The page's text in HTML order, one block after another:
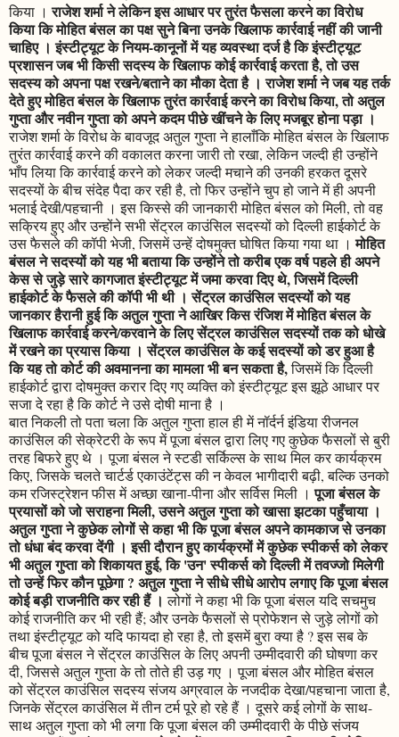
किया ।राजेश शर्मा ने लेकिन इस आधार पर तुरंत फैसला करने का विरोध
किया कि मोहित बंसल का पक्ष सुने बिना उनके खिलाफ कार्रवाई नहीं की जानी
चाहिए । इंस्टीट्यूट के नियम-कानूनों में यह व्यवस्था दर्ज है कि इंस्टीट्यूट
प्रशासन जब भी किसी सदस्य के खिलाफ कोई कार्रवाई करता है, तो उस
सदस्य को अपना पक्ष रखने/बताने का मौका देता है । राजेश शर्मा ने जब यह तर्क
देते हुए मोहित बंसल के खिलाफ तुरंत कार्रवाई करने का विरोध किया, तो अतुल
गुप्ता और नवीन गुप्ता को अपने कदम पीछे खींचने के लिए मजबूर होना पड़ा ।
राजेश शर्मा के विरोध के बावजूद अतुल गुप्ता ने हालाँकि मोहित बंसल के खिलाफ
तुरंत कार्रवाई करने की वकालत करना जारी तो रखा, लेकिन जल्दी ही उन्होंने
भाँप लिया कि कार्रवाई करने को लेकर जल्दी मचाने की उनकी हरकत दूसरे
सदस्यों के बीच संदेह पैदा कर रही है, तो फिर उन्होंने चुप हो जाने में ही अपनी
भलाई देखी/पहचानी । इस किस्से की जानकारी मोहित बंसल को मिली, तो वह
सक्रिय हुए और उन्होंने सभी सेंट्रल काउंसिल सदस्यों को दिल्ली हाईकोर्ट के
उस फैसले की कॉपी भेजी, जिसमें उन्हें दोषमुक्त घोषित किया गया था ।मोहित
बंसल ने सदस्यों को यह भी बताया कि उन्होंने तो करीब एक वर्ष पहले ही अपने
केस से जुड़े सारे कागजात इंस्टीट्यूट में जमा करवा दिए थे, जिसमें दिल्ली
हाईकोर्ट के फैसले की कॉपी भी थी । सेंट्रल काउंसिल सदस्यों को यह
जानकार हैरानी हुई कि अतुल गुप्ता ने आखिर किस रंजिश में मोहित बंसल के
खिलाफ कार्रवाई करने/करवाने के लिए सेंट्रल काउंसिल सदस्यों तक को धोखे
में रखने का प्रयास किया । सेंट्रल काउंसिल के कई सदस्यों को डर हुआ है
कि यह तो कोर्ट की अवमानना का मामला भी बन सकता है,जिसमें कि दिल्ली
हाईकोर्ट द्वारा दोषमुक्त करार दिए गए व्यक्ति को इंस्टीट्यूट इस झूठे आधार पर
सजा दे रहा है कि कोर्ट ने उसे दोषी माना है ।
बात निकली तो पता चला कि अतुल गुप्ता हाल ही में नॉर्दर्न इंडिया रीजनल
काउंसिल की सेक्रेटरी के रूप में पूजा बंसल द्वारा लिए गए कुछेक फैसलों से बुरी
तरह बिफरे हुए थे । पूजा बंसल ने स्टडी सर्किल्स के साथ मिल कर कार्यक्रम
किए, जिसके चलते चार्टर्ड एकाउंटेंट्स की न केवल भागीदारी बढ़ी, बल्कि उनको
कम रजिस्ट्रेशन फीस में अच्छा खाना-पीना और सर्विस मिली ।पूजा बंसल के
प्रयासों को जो सराहना मिली, उसने अतुल गुप्ता को खासा झटका पहुँचाया ।
अतुल गुप्ता ने कुछेक लोगों से कहा भी कि पूजा बंसल अपने कामकाज से उनका
तो धंधा बंद करवा देंगी । इसी दौरान हुए कार्यक्रमों में कुछेक स्पीकर्स को लेकर
भी अतुल गुप्ता को शिकायत हुई, कि 'उन' स्पीकर्स को दिल्ली में तवज्जो मिलेगी
तो उन्हें फिर कौन पूछेगा ? अतुल गुप्ता ने सीधे सीधे आरोप लगाए कि पूजा बंसल
कोई बड़ी राजनीति कर रही हैं । लोगों ने कहा भी कि पूजा बंसल यदि सचमुच
कोई राजनीति कर भी रही हैं; और उनके फैसलों से प्रोफेशन से जुड़े लोगों को
तथा इंस्टीट्यूट को यदि फायदा हो रहा है, तो इसमें बुरा क्या है ? इस सब के
बीच पूजा बंसल ने सेंट्रल काउंसिल के लिए अपनी उम्मीदवारी की घोषणा कर
दी, जिससे अतुल गुप्ता के तो तोते ही उड़ गए । पूजा बंसल और मोहित बंसल
को सेंट्रल काउंसिल सदस्य संजय अग्रवाल के नजदीक देखा/पहचाना जाता है,
जिनके सेंट्रल काउंसिल में तीन टर्म पूरे हो रहे हैं । दूसरे कई लोगों के साथ-
साथ अतुल गुप्ता को भी लगा कि पूजा बंसल की उम्मीदवारी के पीछे संजय